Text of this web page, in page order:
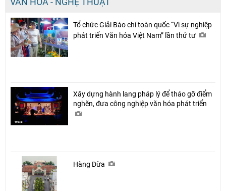
Tổ chức Giải Báo chí toàn quốc “Vì sự nghiệp
phát triển Văn hóa Việt Nam” lần thứ tư
Xây dựng hành lang pháp lý để tháo gỡ điểm
nghẽn, đưa công nghiệp văn hóa phát triển
Hàng Dừa